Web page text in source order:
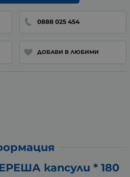
0888 025 454
ДОБАВИ В ЛЮБИМИ
капсули * 180